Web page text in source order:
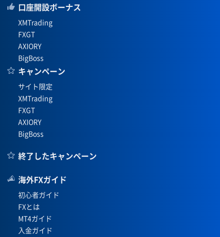
口座開設ボーナス
XMTrading
FXGT
AXIORY
BigBoss
キャンペーン
サイト限定
XMTrading
FXGT
AXIORY
BigBoss
終了したキャンペーン
海外FXガイド
初心者ガイド
FXとは
MT4ガイド
入金ガイド